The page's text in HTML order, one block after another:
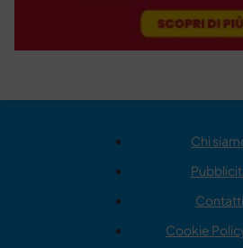
Chi
Contatti
Cookie